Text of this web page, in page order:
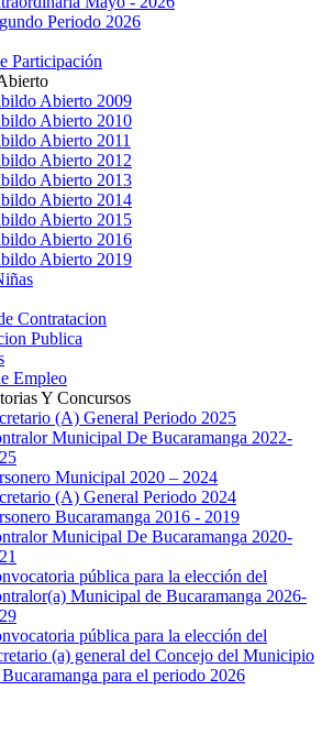
Periodo 2026
Participación
Abierto 2009
Abierto 2010
Abierto 2011
Abierto 2012
Abierto 2013
Abierto 2014
Abierto 2015
Abierto 2016
Abierto 2019
Contratacion
Publica
Empleo
Y Concursos
(A) General Periodo 2025
Municipal De Bucaramanga 2022-
Municipal 2020 – 2024
(A) General Periodo 2024
Bucaramanga 2016 - 2019
Municipal De Bucaramanga 2020-
pública para la elección del
Municipal de Bucaramanga 2026-
pública para la elección del
(a) general del Concejo del Municipio
para el periodo 2026